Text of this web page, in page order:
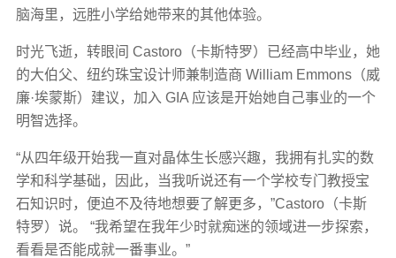
脑海里，远胜小学给她带来的其他体验。
时光飞逝，转眼间 Castoro（卡斯特罗）已经高中毕业，她
的大伯父、纽约珠宝设计师兼制造商 William Emmons（威
廉·埃蒙斯）建议，加入 GIA 应该是开始她自己事业的一个
明智选择。
“从四年级开始我一直对晶体生长感兴趣，我拥有扎实的数
学和科学基础，因此，当我听说还有一个学校专门教授宝
石知识时，便迫不及待地想要了解更多，”Castoro（卡斯
特罗）说。 “我希望在我年少时就痴迷的领域进一步探索，
看看是否能成就一番事业。”